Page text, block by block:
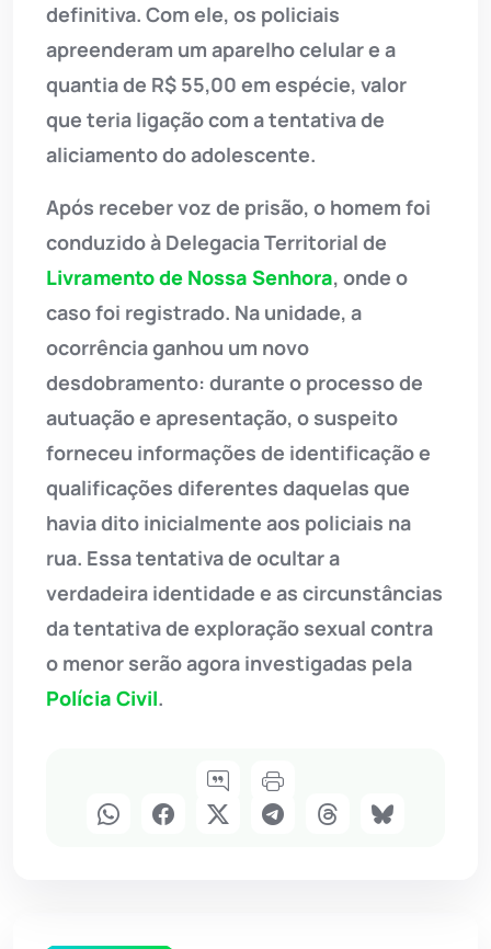
definitiva. Com ele, os policiais
apreenderam um aparelho celular e a
quantia de R$ 55,00 em espécie, valor
que teria ligação com a tentativa de
aliciamento do adolescente.
Após receber voz de prisão, o homem foi
conduzido à Delegacia Territorial de
Livramento de Nossa Senhora, onde o
caso foi registrado. Na unidade, a
ocorrência ganhou um novo
desdobramento: durante o processo de
autuação e apresentação, o suspeito
forneceu informações de identificação e
qualificações diferentes daquelas que
havia dito inicialmente aos policiais na
rua. Essa tentativa de ocultar a
verdadeira identidade e as circunstâncias
da tentativa de exploração sexual contra
o menor serão agora investigadas pela
Polícia Civil.